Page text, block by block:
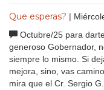
Que esperas? |
Octubre/25 para
generoso Gobernador,
siempre lo mismo. Si
mejora, sino, vas
mira que el Cr. Sergio